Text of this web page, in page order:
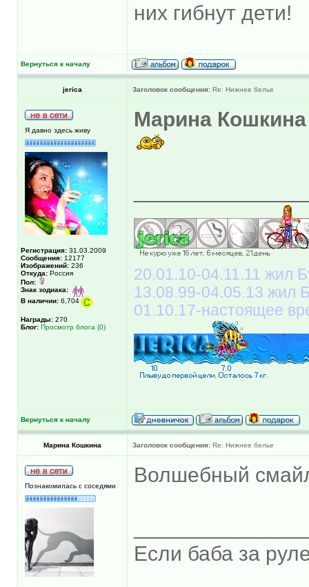
них гибнут дети!
Вернуться к началу
jerica Заголовок сообщения: Re: Нижнее белье
Я давно здесь живу
Регистрация: 31.03.2009
Сообщения: 12177
Изображений: 236
Откуда: Россия
Пол:
Знак зодиака:
В наличии: 6,704
Награды: 270
Блог: Просмотр блога (0)
Марина Кошкина
20.01.10-04.11.11 жил
13.08.99-04.05.13 жил
01.10.17-настоящее
Вернуться к началу
Марина Кошкина Заголовок сообщения: Re: Нижнее белье
Познакомилась с соседями Волшебный
Если баба за